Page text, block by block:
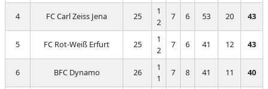
4 FC Carl Zeiss Jena 25
1
2
7 6 53 20 43
5 FC Rot-Weiß Erfurt 25
1
2
7 6 41 12 43
6 BFC Dynamo 26
1
1
7 8 41 11 40